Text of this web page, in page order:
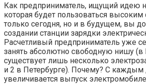
Как предприниматель, ищущий идею
которая будет пользоваться высоким
только сегодня, но и в будущем, вы
создании станции зарядки
Расчетливый предприниматель уже
занять абсолютно свободную нишу (в
существует лишь несколько
и 2 в Петербурге). Почему? С
увеличивается выпуск